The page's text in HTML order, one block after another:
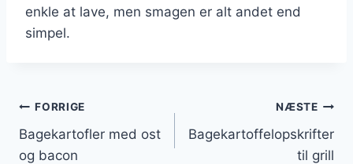
enkle at lave, men smagen er alt andet end
simpel.
Indlægsnavigation
FORRIGE
Bagekartofler med ost
og bacon
NÆSTE
Bagekartoffelopskrifter
til grill